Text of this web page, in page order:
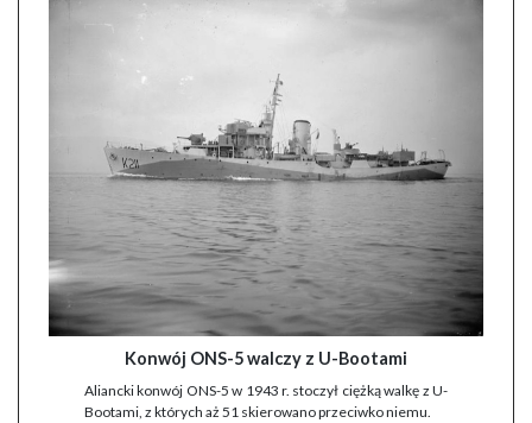
Konwój ONS-5 walczy z U-Bootami
Aliancki konwój ONS-5 w 1943 r. stoczył ciężką walkę z U-
Bootami, z których aż 51 skierowano przeciwko niemu.